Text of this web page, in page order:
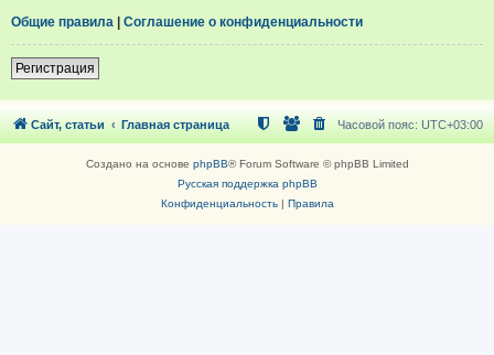
Общие правила | Соглашение о конфиденциальности
Регистрация
Сайт, статьи Главная страница Часовой пояс: UTC+03:00
Создано на основе phpBB® Forum Software © phpBB Limited
Русская поддержка phpBB
Конфиденциальность| Правила